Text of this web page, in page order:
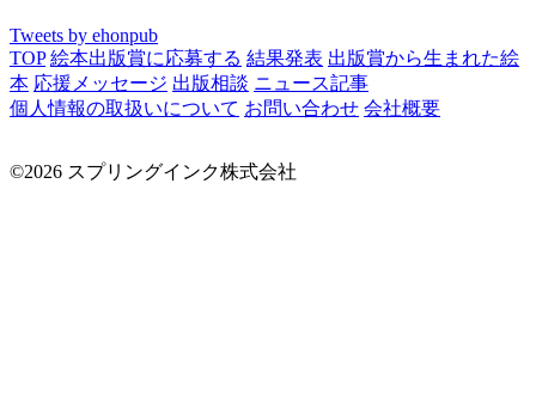
Tweets by ehonpub
TOP 絵本出版賞に応募する 結果発表 出版賞から生まれた絵
本 応援メッセージ 出版相談 ニュース記事
個人情報の取扱いについて お問い合わせ 会社概要
©2026 スプリングインク株式会社